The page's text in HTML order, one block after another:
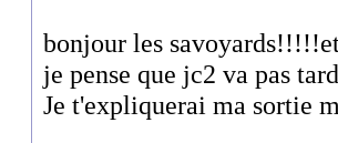
bonjour les
je pense que jc2 va pas
Je t'expliquerai ma sortie